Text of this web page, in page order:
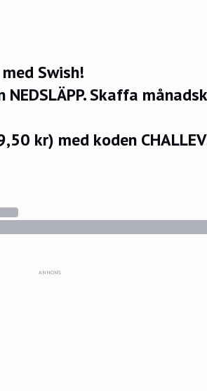
Swish!
Skaffa
kr) med koden
ANNONS